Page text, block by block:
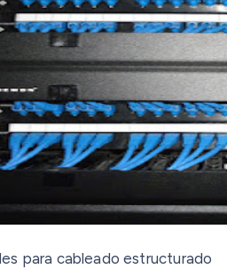
para cableado estructurado